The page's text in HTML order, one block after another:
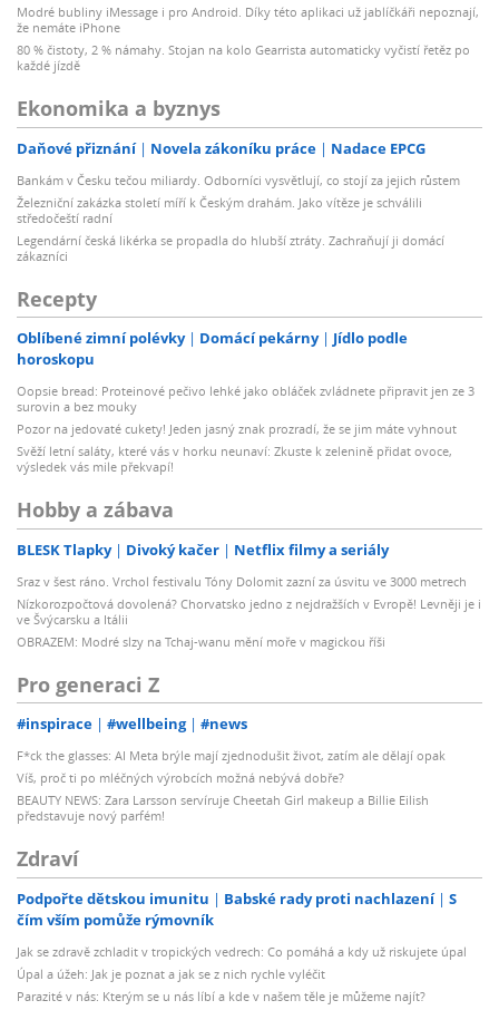
Modré bubliny iMessage i pro Android. Díky této aplikaci už jablíčkáři nepoznají,
že nemáte iPhone
80 % čistoty, 2 % námahy. Stojan na kolo Gearrista automaticky vyčistí řetěz po
každé jízdě
Ekonomika a byznys
Daňové přiznání Novela zákoníku práce Nadace EPCG
Bankám v Česku tečou miliardy. Odborníci vysvětlují, co stojí za jejich růstem
Železniční zakázka století míří k Českým drahám. Jako vítěze je schválili
středočeští radní
Legendární česká likérka se propadla do hlubší ztráty. Zachraňují ji domácí
zákazníci
Recepty
Oblíbené zimní polévky Domácí pekárny
Jídlo podle
horoskopu
Oopsie bread: Proteinové pečivo lehké jako obláček zvládnete připravit jen ze 3
surovin a bez mouky
Pozor na jedovaté cukety! Jeden jasný znak prozradí, že se jim máte vyhnout
Svěží letní saláty, které vás v horku neunaví: Zkuste k zelenině přidat ovoce,
výsledek vás mile překvapí!
Hobby a zábava
BLESK Tlapky Divoký kačer Netflix filmy a seriály
Sraz v šest ráno. Vrchol festivalu Tóny Dolomit zazní za úsvitu ve 3000 metrech
Nízkorozpočtová dovolená? Chorvatsko jedno z nejdražších v Evropě! Levněji je i
ve Švýcarsku a Itálii
OBRAZEM: Modré slzy na Tchaj-wanu mění moře v magickou říši
Pro generaci Z
#inspirace #wellbeing #news
F*ck the glasses: AI Meta brýle mají zjednodušit život, zatím ale dělají opak
Víš, proč ti po mléčných výrobcích možná nebývá dobře?
BEAUTY NEWS: Zara Larsson servíruje Cheetah Girl makeup a Billie Eilish
představuje nový parfém!
Zdraví
Podpořte dětskou imunitu Babské rady proti nachlazení
S
čím vším pomůže rýmovník
Jak se zdravě zchladit v tropických vedrech: Co pomáhá a kdy už riskujete úpal
Úpal a úžeh: Jak je poznat a jak se z nich rychle vyléčit
Parazité v nás: Kterým se u nás líbí a kde v našem těle je můžeme najít?